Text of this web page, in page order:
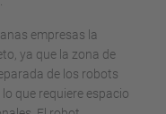
empresas la
ya que la zona de
de los robots
que requiere espacio